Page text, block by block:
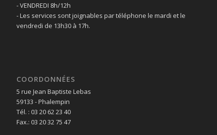
- VENDREDI 8h/12h
- Les services sont joignables par téléphone le mardi et le
vendredi de 13h30 à 17h.
COORDONNÉES
5 rue Jean Baptiste Lebas
59133 - Phalempin
Tél. : 03 20 62 23 40
Fax.: 03 20 32 75 47